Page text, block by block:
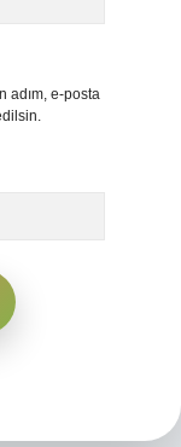
adım, e-posta